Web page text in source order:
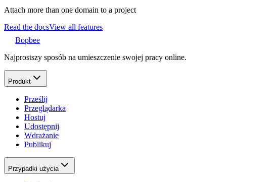
Attach more than one domain to a project
Read the docsView all features
Bopbee
Najprostszy sposób na umieszczenie swojej pracy online.
Produkt
Prześlij
Przeglądarka
Hostuj
Udostępnij
Wdrażanie
Publikuj
Przypadki użycia